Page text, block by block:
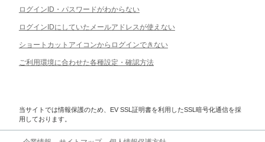
ログインID・パスワードがわからない
ログインIDにしていたメールアドレスが使えない
ショートカットアイコンからログインできない
ご利用環境に合わせた各種設定・確認方法
当サイトでは情報保護のため、EV SSL証明書を利用したSSL暗号化通信を採
用しております。